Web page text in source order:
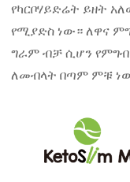
የካርቦሃይድሬት ይዘት
የሚያድስ ነው። ለዋና
ግራም ብቻ ሲሆን የምግብ
ለመብላት በጣም ምቹ